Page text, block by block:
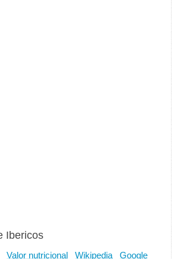
Ibericos
Valor nutricional Wikipedia Google